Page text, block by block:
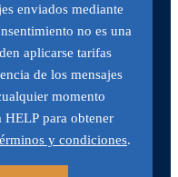
enviados mediante
no es una
aplicarse tarifas
de los mensajes
momento
HELP para obtener
y condiciones.